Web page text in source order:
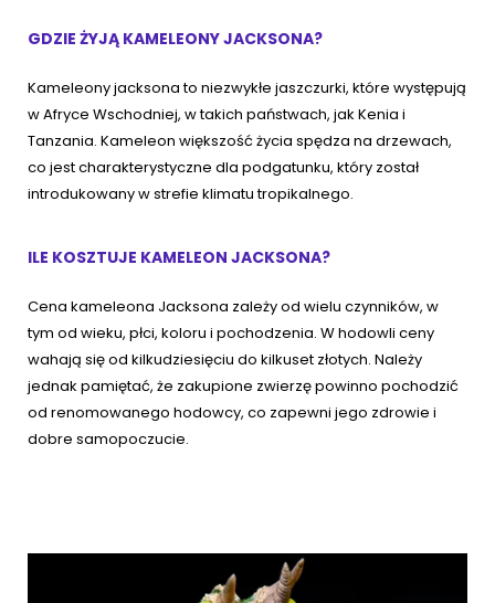
GDZIE ŻYJĄ KAMELEONY JACKSONA?
Kameleony jacksona to niezwykłe jaszczurki, które występują
w Afryce Wschodniej, w takich państwach, jak Kenia i
Tanzania. Kameleon większość życia spędza na drzewach,
co jest charakterystyczne dla podgatunku, który został
introdukowany w strefie klimatu tropikalnego.
ILE KOSZTUJE KAMELEON JACKSONA?
Cena kameleona Jacksona zależy od wielu czynników, w
tym od wieku, płci, koloru i pochodzenia. W hodowli ceny
wahają się od kilkudziesięciu do kilkuset złotych. Należy
jednak pamiętać, że zakupione zwierzę powinno pochodzić
od renomowanego hodowcy, co zapewni jego zdrowie i
dobre samopoczucie.